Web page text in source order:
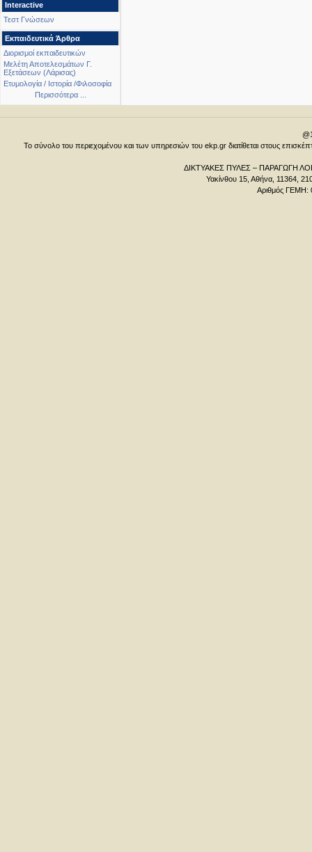
Interactive
Τεστ Γνώσεων
Εκπαιδευτικά Άρθρα
Διορισμοί εκπαιδευτικών
Μελέτη Αποτελεσμάτων Γ.
Εξετάσεων (Λάρισας)
Ετυμολογία / Ιστορία /Φιλοσοφία
Περισσότερα ...
Το σύνολο του περιεχομένου και των υπηρεσιών του ekp.gr διατίθεται στους
ΔΙΚΤΥΑΚΕΣ ΠΥΛΕΣ – ΠΑΡΑΓΩΓΗ
Υακίνθου 15, Αθήνα, 11364,
Αριθμός ΓΕΜΗ: